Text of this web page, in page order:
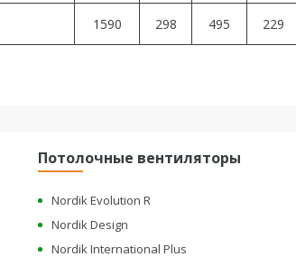
1590 298 495 229
Потолочные вентиляторы
Nordik Evolution R
Nordik Design
Nordik International Plus